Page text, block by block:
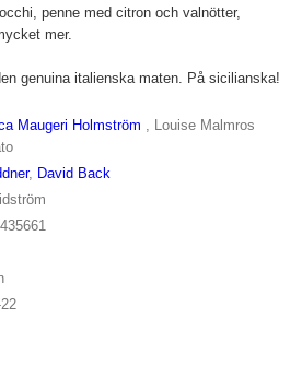
penne med citron och valnötter,
mer.
genuina italienska maten. På sicilianska!
Maugeri Holmström
, Louise Malmros
, David Back